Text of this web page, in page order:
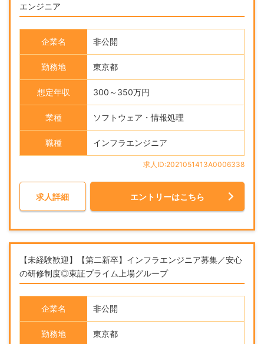
エンジニア
企業名 非公開
勤務地 東京都
想定年収 300～350万円
業種 ソフトウェア・情報処理
職種 インフラエンジニア
求人ID:2021051413A0006338
求人詳細 エントリーはこちら
【未経験歓迎】【第二新卒】インフラエンジニア募集／安心
の研修制度◎東証プライム上場グループ
企業名 非公開
勤務地 東京都